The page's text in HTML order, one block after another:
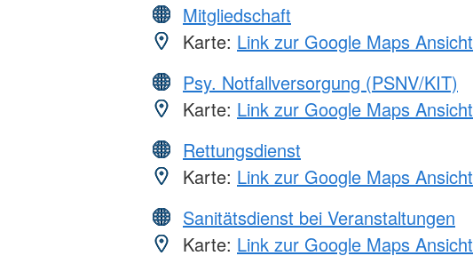
Mitgliedschaft
Karte: Link zur Google Maps Ansicht
Psy. Notfallversorgung (PSNV/KIT)
Karte: Link zur Google Maps Ansicht
Rettungsdienst
Karte: Link zur Google Maps Ansicht
Sanitätsdienst bei Veranstaltungen
Karte: Link zur Google Maps Ansicht